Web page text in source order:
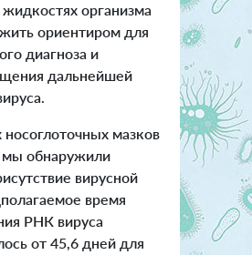
организма
ориентиром для
диагноза и
дальнейшей
носоглоточных мазков
обнаружили
вирусной
время
РНК вируса
от 45,6 дней для